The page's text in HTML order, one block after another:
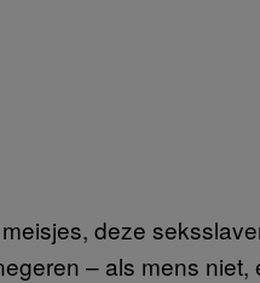
deze
– als mens niet,